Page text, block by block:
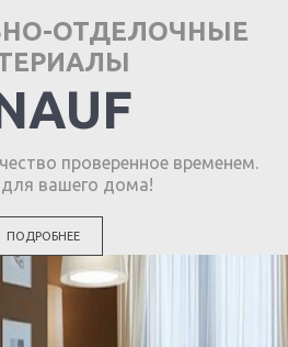
ОТДЕЛОЧНЫЕ
проверенное временем.
вашего дома!
ПОДРОБНЕЕ